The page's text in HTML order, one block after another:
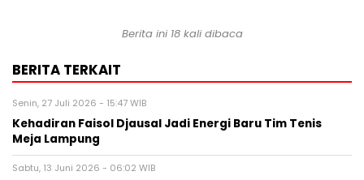
Berita ini 18 kali dibaca
BERITA TERKAIT
Senin, 27 Juli 2026 - 15:47 WIB
Kehadiran Faisol Djausal Jadi Energi Baru Tim Tenis
Meja Lampung
Sabtu, 13 Juni 2026 - 06:02 WIB